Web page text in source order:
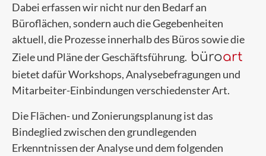
Dabei erfassen wir nicht nur den Bedarf an
Büroflächen, sondern auch die Gegebenheiten
aktuell, die Prozesse innerhalb des Büros sowie die
Ziele und Pläne der Geschäftsführung. büroart
bietet dafür Workshops, Analysebefragungen und
Mitarbeiter-Einbindungen verschiedenster Art.
Die Flächen- und Zonierungsplanung ist das
Bindeglied zwischen den grundlegenden
Erkenntnissen der Analyse und dem folgenden